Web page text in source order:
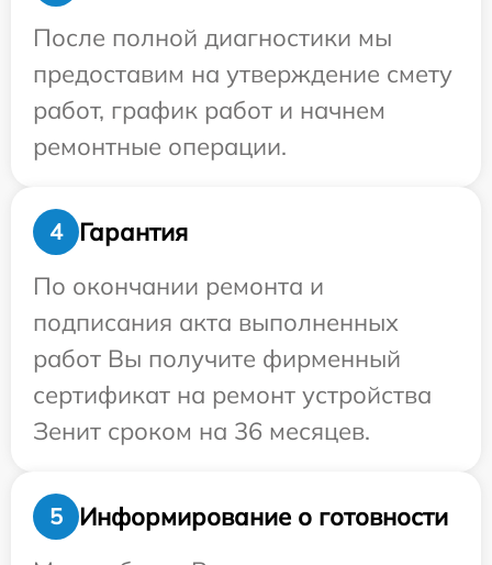
После полной диагностики мы
предоставим на утверждение смету
работ, график работ и начнем
ремонтные операции.
4
Гарантия
По окончании ремонта и
подписания акта выполненных
работ Вы получите фирменный
сертификат на ремонт устройства
Зенит сроком на 36 месяцев.
5
Информирование о готовности